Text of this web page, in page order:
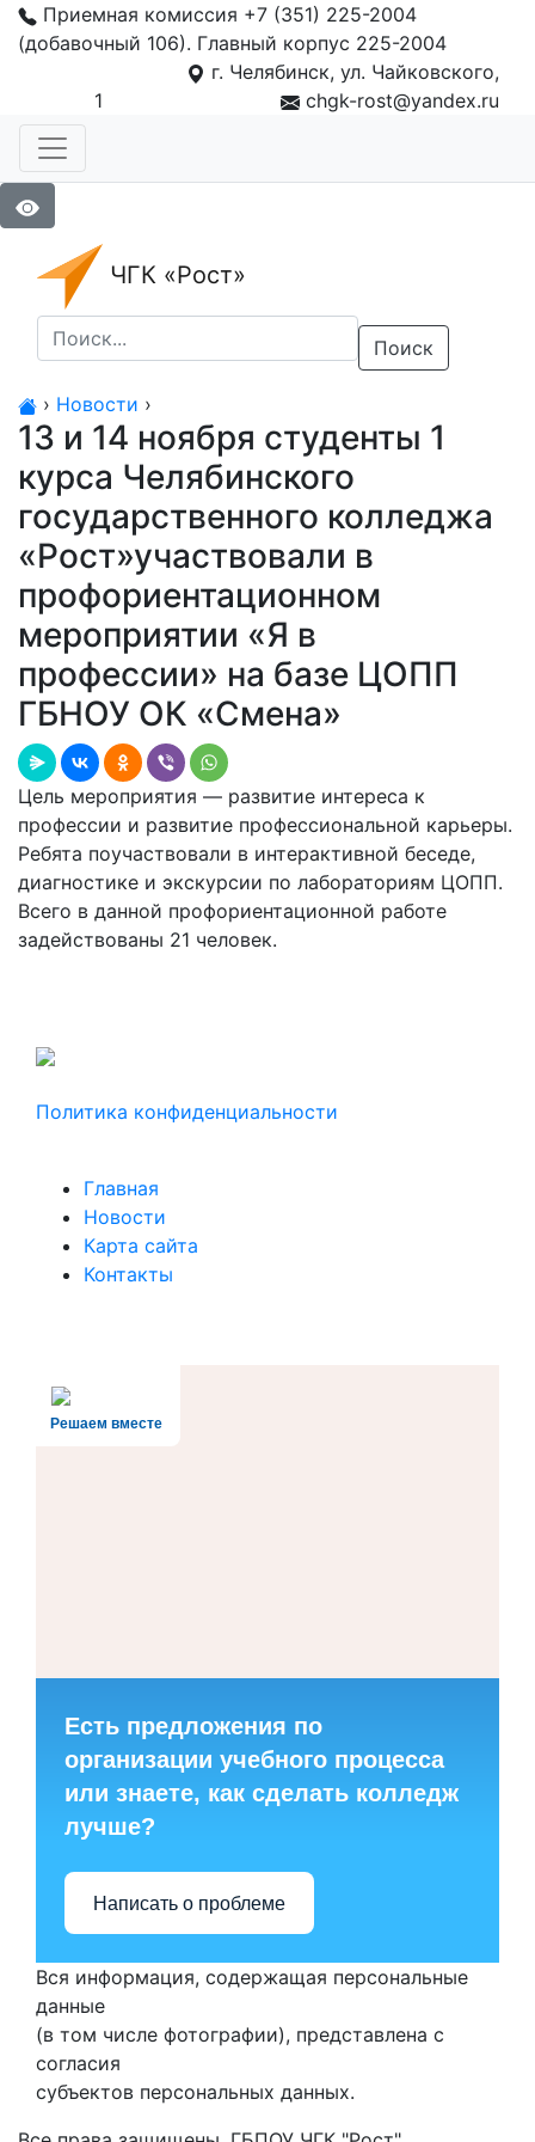
Приемная комиссия +7 (351) 225-2004
(добавочный 106). Главный корпус 225-2004
г. Челябинск, ул. Чайковского,
1
chgk-rost@yandex.ru
ЧГК «Рост»
Поиск
› Новости ›
13 и 14 ноября студенты 1
курса Челябинского
государственного колледжа
«Рост»участвовали в
профориентационном
мероприятии «Я в
профессии» на базе ЦОПП
ГБНОУ ОК «Смена»
Цель мероприятия — развитие интереса к
профессии и развитие профессиональной карьеры.
Ребята поучаствовали в интерактивной беседе,
диагностике и экскурсии по лабораториям ЦОПП.
Всего в данной профориентационной работе
задействованы 21 человек.
Политика конфиденциальности
Главная
Новости
Карта сайта
Контакты
Решаем вместе
Есть предложения по
организации учебного процесса
или знаете, как сделать колледж
лучше?
Написать о проблеме
Вся информация, содержащая персональные
данные
(в том числе фотографии), представлена с
согласия
субъектов персональных данных.